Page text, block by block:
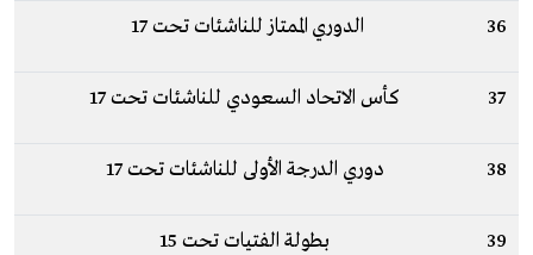
36 الدوري الممتاز للناشئات تحت 17
37 كأس الاتحاد السعودي للناشئات تحت 17
38 دوري الدرجة الأولى للناشئات تحت 17
39 بطولة الفتيات تحت 15